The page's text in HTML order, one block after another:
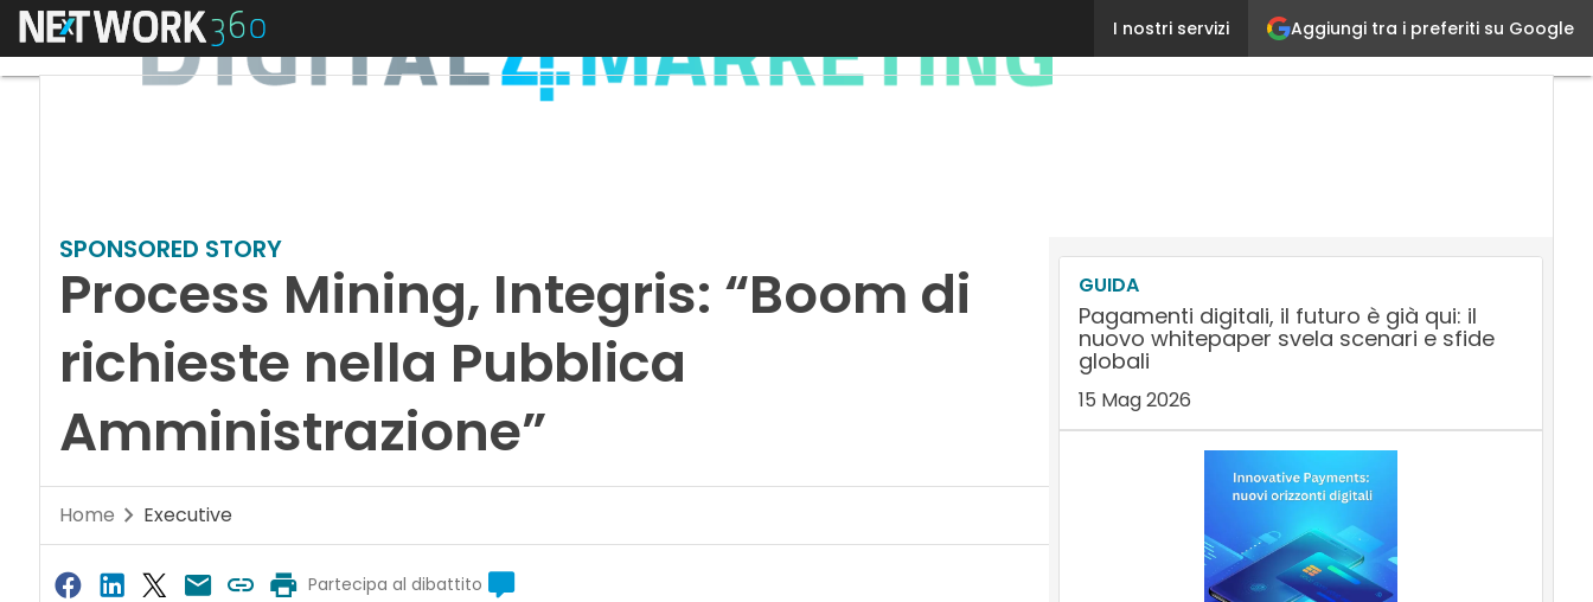
Aggiungi tra i preferiti su Google
I nostri servizi
Menu Process Mining, Integris: “Boom di richieste nella
SPONSORED STORY
Process Mining, Integris: “Boom di
richieste nella Pubblica
Amministrazione”
Home Executive
Partecipa al dibattito
GUIDA
Pagamenti digitali, il futuro è già qui: il
nuovo whitepaper svela scenari e sfide
globali
15 Mag 2026